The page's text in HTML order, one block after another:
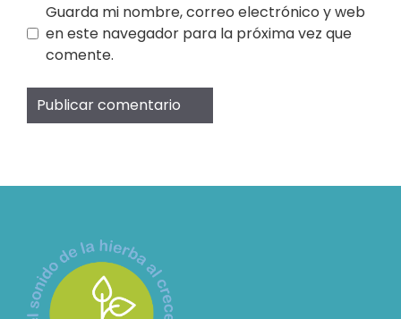
Guarda mi nombre, correo electrónico y web
en este navegador para la próxima vez que
comente.